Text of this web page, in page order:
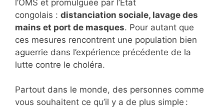
l’OMS et promulguée par l’Etat
congolais : distanciation sociale, lavage des
mains et port de masques. Pour autant que
ces mesures rencontrent une population bien
aguerrie dans l’expérience précédente de la
lutte contre le choléra.
Partout dans le monde, des personnes comme
vous souhaitent ce qu’il y a de plus simple :